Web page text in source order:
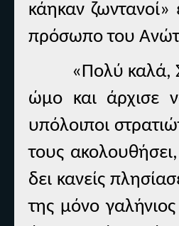
κάηκαν
πρόσωπο του
«Πολύ καλά,
ώμο και άρχισε
υπόλοιποι
τους
δει κανείς
της μόνο